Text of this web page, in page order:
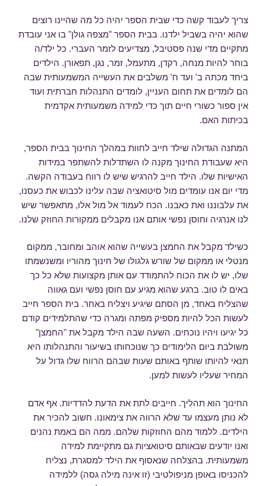
צריך לעבוד קשה כדי שבית הספר יהיה כל מה שהיינו רוצים
שהוא יהיה בשביל ילדנו. בבית הספר "מצפה גולן" בו אני עובדת
מתקיים מדי שנה פסטיבל, מצדיעים לזמר העברי. כל ילד/ה
בוחר להיות מנחה, רקדן, מתעמל, זמר, נגן, תפאורן. הילדים
ביחד מכתה ב' ועד ח' משלבים את העשייה המשמעותית שבה
הם לומדים את תחום העניין, לומדים התנהלות חברתית ועוד
אין ספור כשורי חיים תוך כדי למידה משמעותית אקדמית
בכיתות האם.
המתנה הגדולה שילד חייב לחוות במהלך החינוך בבית הספר,
היא שעבודת החינוך מקנה לו השתדלות להשתפר במידות
האישיות שלו. הילד חייב להרגיש שיש לו רווח בעבודה הקשה.
מדי יום אנו עומדים מול סיטואציה שבה עלינו לכבוש את כעסנו,
את עלבוננו ואת כאבנו. הכח לעמוד אל מול אלו, מתאפשר שיש
לנו אנרגיה וחוסן נפשי אותם אנו מקבלים ממקורות החוזק שלנו.
כשילד מקבל את החמצן בעשייה שהוא אוהב ומחובר, ממקום
מנטלי או ממקום של שורש גלגולו של חינוך מהוריו ומשנשמתו
שלו, יש לו את הכוח להתמודד עם אותן מקצועות שלא כל כך
באים לו טוב. ברגע שהוא מגיע עם חוסן נפשי ועם גאווה
שהצליח באחד, מן הסתם שיגיע ויצליח באחר. בית הספר חייב
לעשות הכל להיות מספיק מפתה ומגרה כדי שהתלמידים קודם
כל יגיעו ויהיו נוכחים. השעה שבה הילד מקבל את "החמצן"
משולבת ביום הלימודים כך שנוכחותו בשיעור והתנהלותו היא
תנאי להיותו שותף באותם שעות שבהם הרווח שלו גדול על
המחיר שעליו לעשות למען.
החינוך הוא תהליך. חייבים לתת את הדעת להדדיות. אף אדם
לא נותן מעצמו עד שלא הרווה את צימאונו. חשוב להכיר את
הילדים. ללמוד מהם החוזקות שלהם. ממה הם באמת נהנים
ואנו יודעים שבאותם סיטואציות גם מתקיימת למידה
משמעותית. בהצלחה שנאסוף את הילד למסגרת, נצליח
להכניסו באופן מניפולטיבי (זו אינה מילה גסה) ללמידה